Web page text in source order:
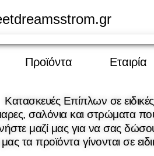
Προϊόντα Εταιρία
Κατασκευές Επίπλων σε ειδικές
σαλόνια και στρώματα που
μαζί μας για να σας
τα προϊόντα γίνονται σε